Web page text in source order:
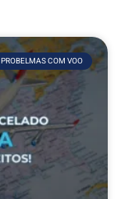
PROBELMAS COM VOO